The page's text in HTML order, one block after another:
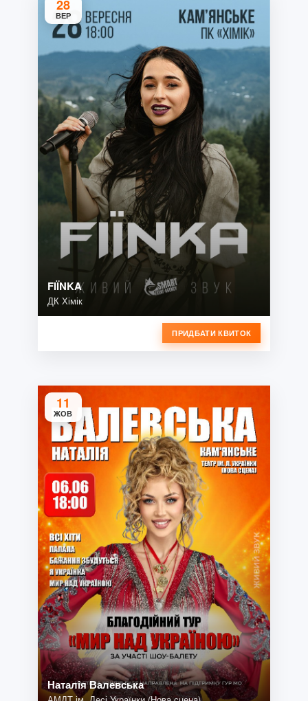
28
ВЕР
FIЇNKA
ДК Хімік
ПРИДБАТИ КВИТОК
11
ЖОВ
Наталія Валевська